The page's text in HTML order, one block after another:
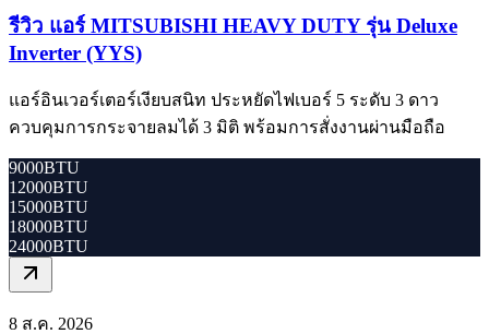
รีวิว แอร์ MITSUBISHI HEAVY DUTY รุ่น Deluxe
Inverter (YYS)
แอร์อินเวอร์เตอร์เงียบสนิท ประหยัดไฟเบอร์ 5 ระดับ 3 ดาว
ควบคุมการกระจายลมได้ 3 มิติ พร้อมการสั่งงานผ่านมือถือ
9000BTU
12000BTU
15000BTU
18000BTU
24000BTU
8 ส.ค. 2026